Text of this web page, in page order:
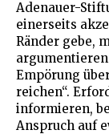
Adenauer-
einerseits
Ränder gebe,
Empörung
reichen“.
informieren,
Anspruch auf